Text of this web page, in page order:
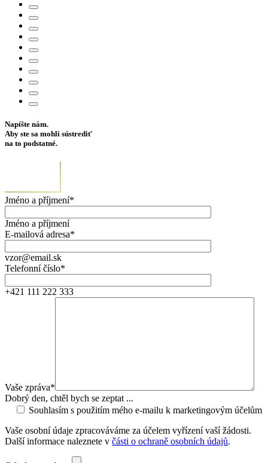
Napíšte nám.
Aby ste sa mohli sústrediť
na to podstatné.
Jméno a příjmení*
Jméno a příjmení
E-mailová adresa*
vzor@email.sk
Telefonní číslo*
+421 111 222 333
Vaše zpráva*
Dobrý den, chtěl bych se zeptat ...
Souhlasím s použitím mého e-mailu k marketingovým účelům
Vaše osobní údaje zpracováváme za účelem vyřízení vaší žádosti.
Další informace naleznete v části o ochraně osobních údajů.